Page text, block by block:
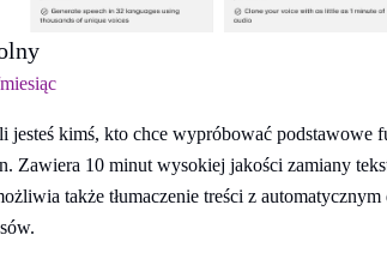
jesteś kimś, kto chce wypróbować podstawowe
Zawiera 10 minut wysokiej jakości zamiany
także tłumaczenie treści z